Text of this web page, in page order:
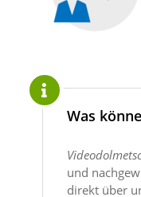
Was
und
direkt über